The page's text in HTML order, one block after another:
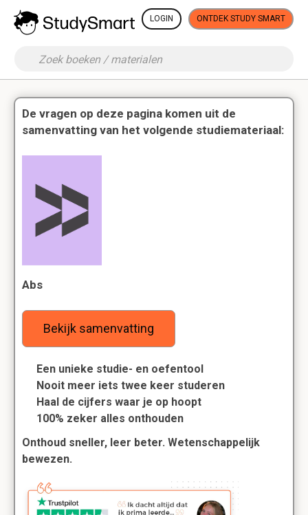
LOGIN ONTDEK STUDY SMART
De vragen op deze pagina komen uit de
samenvatting van het volgende studiemateriaal:
Abs
Bekijk samenvatting
Een unieke studie- en oefentool
Nooit meer iets twee keer studeren
Haal de cijfers waar je op hoopt
100% zeker alles onthouden
Onthoud sneller, leer beter. Wetenschappelijk
bewezen.